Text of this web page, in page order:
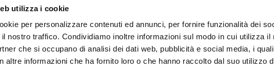
utilizza i cookie
per personalizzare contenuti ed annunci, per fornire funzionalità dei
nostro traffico. Condividiamo inoltre informazioni sul modo in cui utilizza il
che si occupano di analisi dei dati web, pubblicità e social media, i
altre informazioni che ha fornito loro o che hanno raccolto dal suo utilizzo
alla nostra
newsletter!
A seguito dell’ informativa
trattamento dei miei dati
newsletter aziendale